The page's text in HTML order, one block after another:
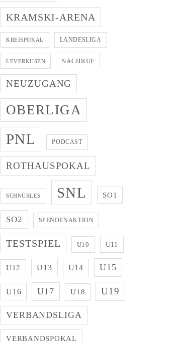
KRAMSKI-ARENA
KREISPOKAL LANDESLIGA
LEVERKUSEN NACHRUF
NEUZUGANG
OBERLIGA
PNL PODCAST
ROTHAUSPOKAL
SCHNÜRLES SNL SO1
SO2 SPENDENAKTION
TESTSPIEL U10 U11
U12 U13 U14 U15
U16 U17 U18 U19
VERBANDSLIGA
VERBANDSPOKAL